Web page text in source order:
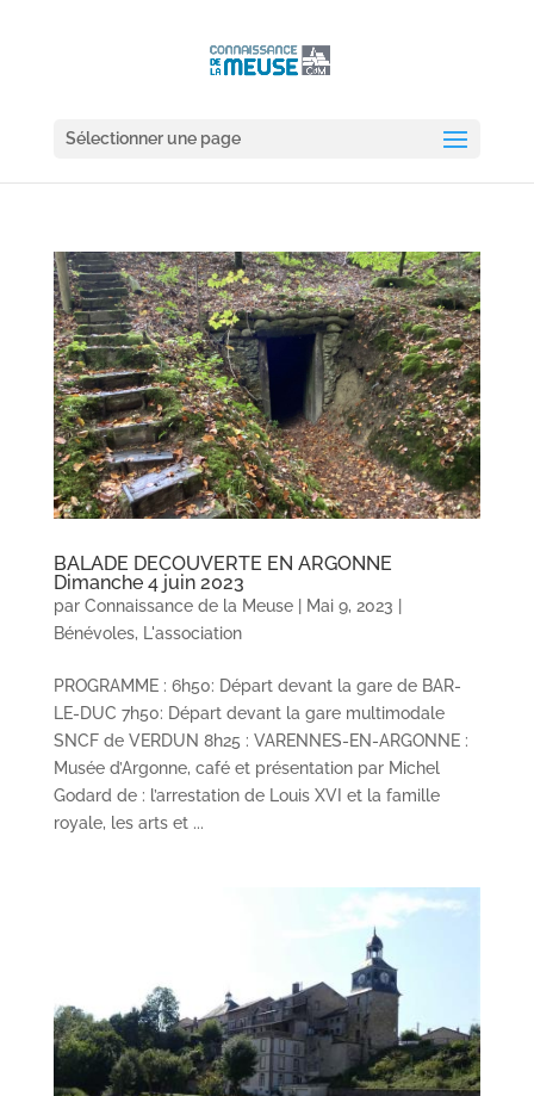
Sélectionner une page
BALADE DECOUVERTE EN ARGONNE
Dimanche 4 juin 2023
par Connaissance de la Meuse| Mai 9, 2023
Bénévoles, L'association
PROGRAMME : 6h50: Départ devant la gare de BAR-
LE-DUC 7h50: Départ devant la gare multimodale
SNCF de VERDUN 8h25 : VARENNES-EN-ARGONNE :
Musée d’Argonne, café et présentation par Michel
Godard de : l’arrestation de Louis XVI et la famille
royale, les arts et ...